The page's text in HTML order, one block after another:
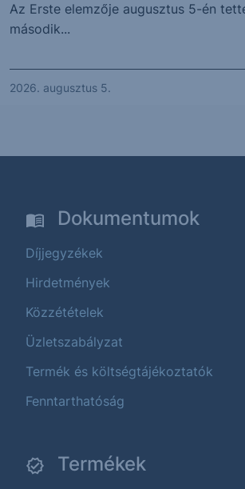
Az Erste elemzője augusztus 5-én
második...
2026. augusztus 5.
Dokumentumok
Díjjegyzékek
Hirdetmények
Közzétételek
Üzletszabályzat
Termék és költségtájékoztatók
Fenntarthatóság
Termékek